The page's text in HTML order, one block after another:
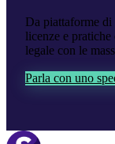
Da piattaforme di
licenze e
legale con le
Parla con uno